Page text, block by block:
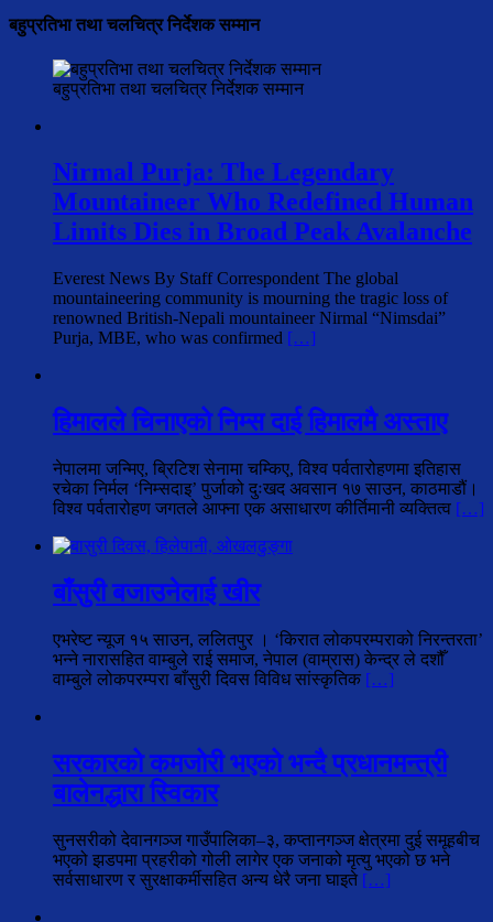
बहुप्रतिभा तथा चलचित्र निर्देशक सम्मान
बहुप्रतिभा तथा चलचित्र निर्देशक सम्मान
Nirmal Purja: The Legendary
Mountaineer Who Redefined Human
Limits Dies in Broad Peak Avalanche
Everest News By Staff Correspondent The global
mountaineering community is mourning the tragic loss of
renowned British-Nepali mountaineer Nirmal “Nimsdai”
Purja, MBE, who was confirmed […]
हिमालले चिनाएको निम्स दाई हिमालमै अस्ताए
नेपालमा जन्मिए, ब्रिटिश सेनामा चम्किए, विश्व पर्वतारोहणमा इतिहास
रचेका निर्मल ‘निम्सदाइ’ पुर्जाको दुःखद अवसान १७ साउन, काठमाडौं।
विश्व पर्वतारोहण जगतले आफ्ना एक असाधारण कीर्तिमानी व्यक्तित्व […]
बाँसुरी बजाउनेलाई खीर
एभरेष्ट न्यूज १५ साउन, ललितपुर । ‘किरात लोकपरम्पराको निरन्तरता’
भन्ने नारासहित वाम्बुले राई समाज, नेपाल (वाम्रास) केन्द्र ले दशौँ
वाम्बुले लोकपरम्परा बाँसुरी दिवस विविध सांस्कृतिक […]
सरकारको कमजोरी भएको भन्दै प्रधानमन्त्री
बालेनद्धारा स्विकार
सुनसरीको देवानगञ्ज गाउँपालिका–३, कप्तानगञ्ज क्षेत्रमा दुई समूहबीच
भएको झडपमा प्रहरीको गोली लागेर एक जनाको मृत्यु भएको छ भने
सर्वसाधारण र सुरक्षाकर्मीसहित अन्य धेरै जना घाइते […]